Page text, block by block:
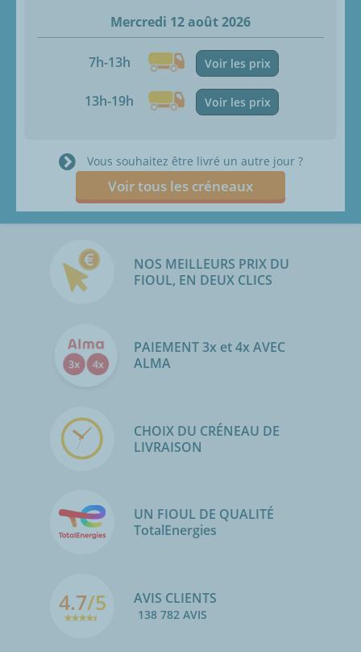
Mercredi 12 août 2026
7h-13h Voir les prix
13h-19h Voir les prix
Vous souhaitez être livré un autre jour ?
Voir tous les créneaux
NOS MEILLEURS PRIX DU
FIOUL, EN DEUX CLICS
PAIEMENT 3x et 4x AVEC
ALMA
CHOIX DU CRÉNEAU DE
LIVRAISON
UN FIOUL DE QUALITÉ
TotalEnergies
4.7/5 AVIS CLIENTS
138 782 AVIS